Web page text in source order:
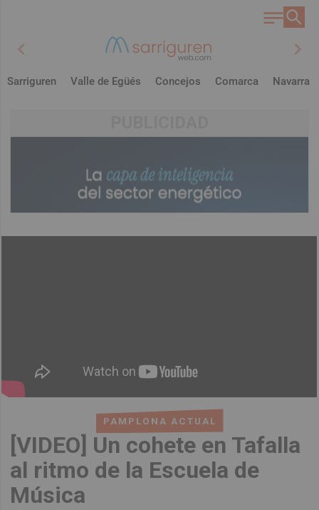
chevron_left chevron_right
Sarriguren Valle de Egüés Concejos Comarca Navarra
PAMPLONA ACTUAL
[VIDEO] Un cohete en Tafalla
al ritmo de la Escuela de
Música